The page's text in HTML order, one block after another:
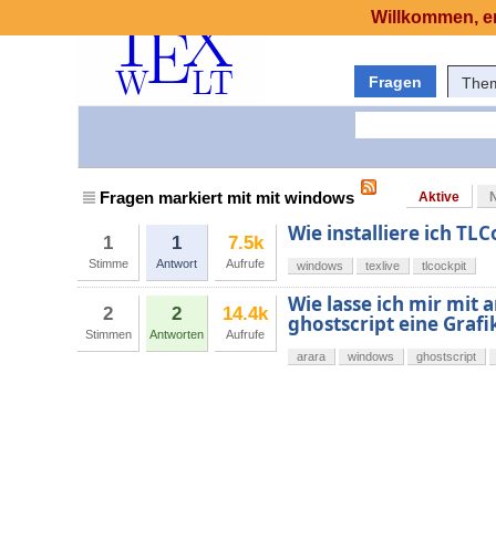
Fragen
Fragen markiert mit mit windows Aktive
1
Stimme
1
Antwort
7.5k
Aufrufe
Wie installiere ich
windows texlive tlcockpit
2
Stimmen
2
Antworten
14.4k
Aufrufe
Wie lasse ich mir mit
ghostscript eine
arara windows ghostscript
Willkommen,